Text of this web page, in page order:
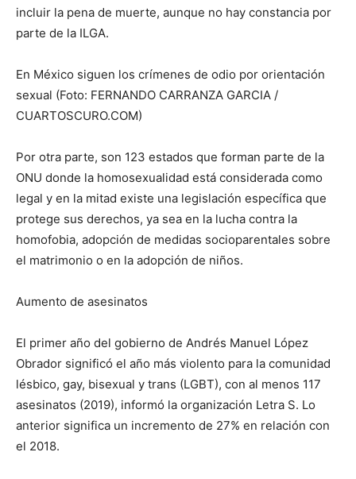
incluir la pena de muerte, aunque no hay constancia por
parte de la ILGA.
En México siguen los crímenes de odio por orientación
sexual (Foto: FERNANDO CARRANZA GARCIA /
CUARTOSCURO.COM)
Por otra parte, son 123 estados que forman parte de la
ONU donde la homosexualidad está considerada como
legal y en la mitad existe una legislación específica que
protege sus derechos, ya sea en la lucha contra la
homofobia, adopción de medidas socioparentales sobre
el matrimonio o en la adopción de niños.
Aumento de asesinatos
El primer año del gobierno de Andrés Manuel López
Obrador significó el año más violento para la comunidad
lésbico, gay, bisexual y trans (LGBT), con al menos 117
asesinatos (2019), informó la organización Letra S. Lo
anterior significa un incremento de 27% en relación con
el 2018.